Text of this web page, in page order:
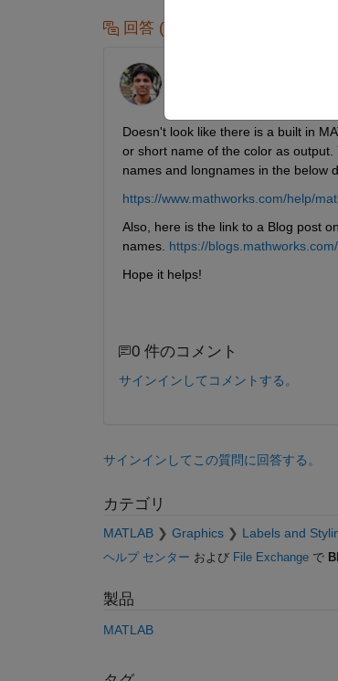
回答 (1 件)
Doesn't look like there is a built in
or short name of the color as
names and longnames in the below
https://www.mathworks.com/help/
Also, here is the link to a Blog post
names. https://
Hope it helps!
0 件のコメント
サインインしてコメントする。
サインインしてこの質問に回答する。
カテゴリ
MATLAB Graphics Labels and
ヘルプ センター および File Exchangeで
製品
MATLAB